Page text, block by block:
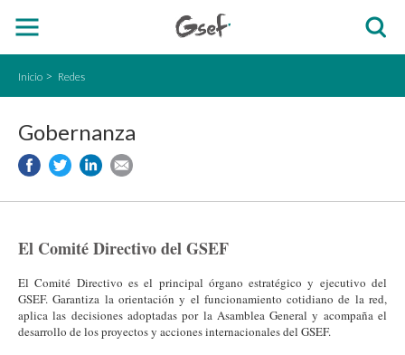
Inicio Redes
Gobernanza
El Comité Directivo del GSEF
El Comité Directivo es el principal órgano estratégico y ejecutivo del
GSEF. Garantiza la orientación y el funcionamiento cotidiano de la red,
aplica las decisiones adoptadas por la Asamblea General y acompaña el
desarrollo de los proyectos y acciones internacionales del GSEF.